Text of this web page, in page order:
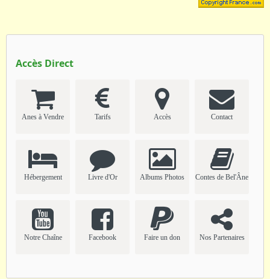
Accès Direct
Anes à Vendre Tarifs Accès Contact
Hébergement Livre d'Or Albums Photos Contes de Bel'Âne
Notre Chaîne Facebook Faire un don Nos Partenaires